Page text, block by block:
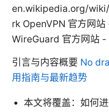
en.wikipedia.org/
rk OpenVPN 官方网
WireGuard 官方网站 -
引言与内容概要 No
用指南与最新趋势
本文将覆盖：如何